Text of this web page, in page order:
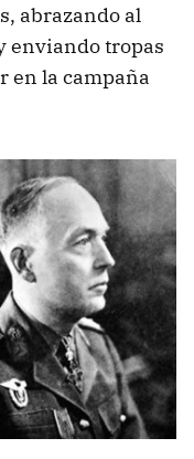
abrazando al
enviando tropas
en la campaña